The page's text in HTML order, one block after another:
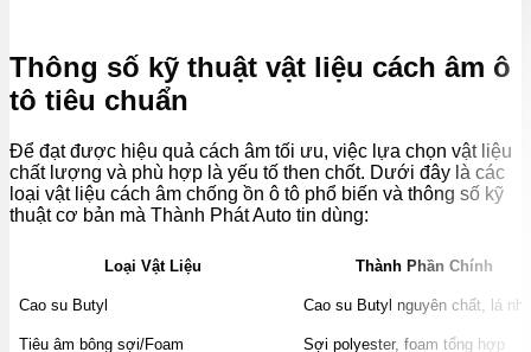
Thông số kỹ thuật vật liệu cách âm ô
tô tiêu chuẩn
Để đạt được hiệu quả cách âm tối ưu, việc lựa chọn vật liệu
chất lượng và phù hợp là yếu tố then chốt. Dưới đây là các
loại vật liệu cách âm chống ồn ô tô phổ biến và thông số kỹ
thuật cơ bản mà Thành Phát Auto tin dùng:
Loại Vật Liệu Thành Phần Chính
Cao su Butyl Cao su Butyl nguyên chất, lá
Tiêu âm bông sợi/Foam Sợi polyester, foam tổng hợp